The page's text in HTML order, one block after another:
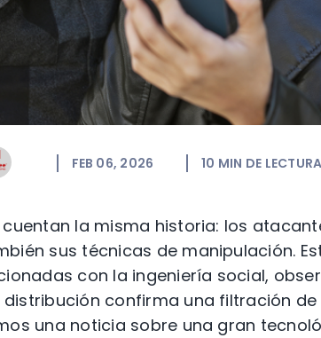
FEB 06, 2026 10 MIN DE LECTURA
la misma historia: los
sus técnicas de manipulación.
con la ingeniería social,
confirma una filtración
una noticia sobre una gran